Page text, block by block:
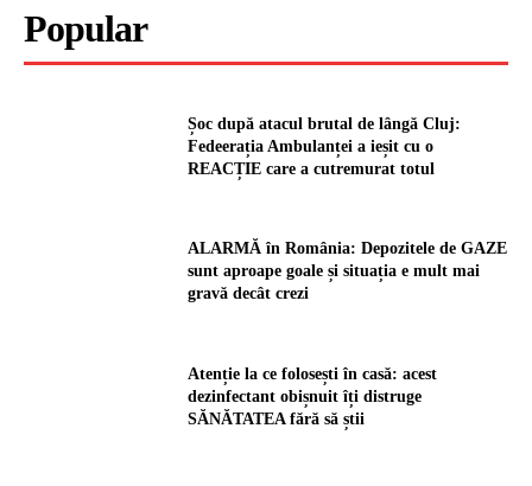
Popular
Șoc după atacul brutal de lângă Cluj:
Fedeerația Ambulanței a ieșit cu o
REACȚIE care a cutremurat totul
ALARMĂ în România: Depozitele de GAZE
sunt aproape goale și situația e mult mai
gravă decât crezi
Atenție la ce folosești în casă: acest
dezinfectant obișnuit îți distruge
SĂNĂTATEA fără să știi